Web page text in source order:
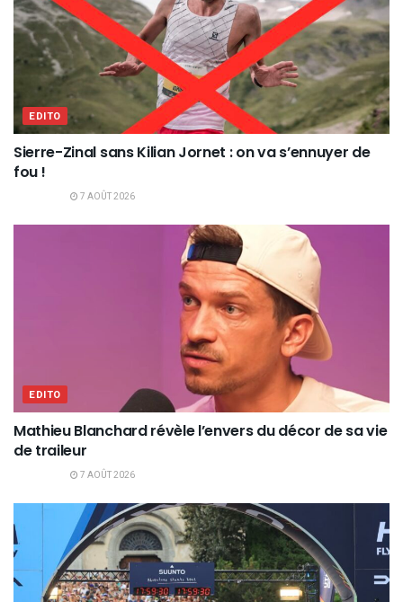
EDITO
Sierre-Zinal sans Kilian Jornet : on va s’ennuyer de
fou !
7 AOÛT 2026
EDITO
Mathieu Blanchard révèle l’envers du décor de sa vie
de traileur
7 AOÛT 2026